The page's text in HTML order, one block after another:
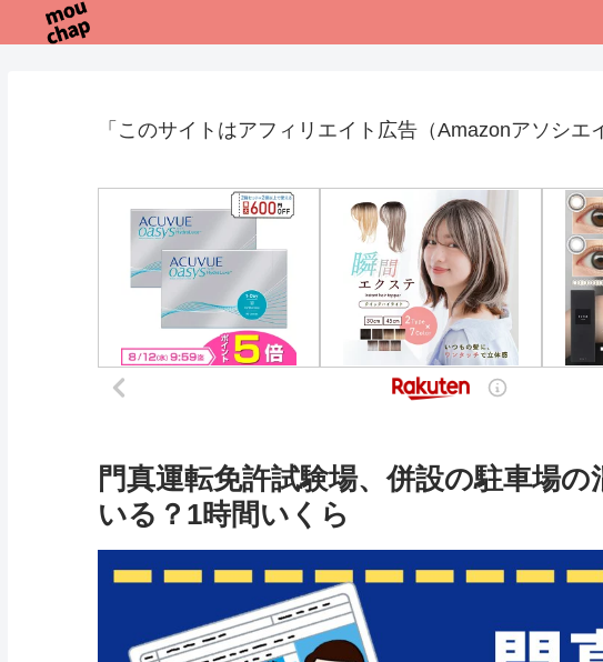
「このサイトはアフィリエイト広告（Amazonアソシエ
門真運転免許試験場、併設の駐車場
いる？1時間いくら